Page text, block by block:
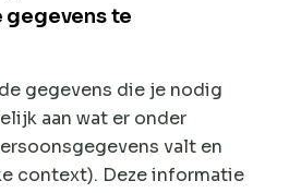
gegevens te
gegevens die je nodig
aan wat er onder
valt en
context). Deze informatie